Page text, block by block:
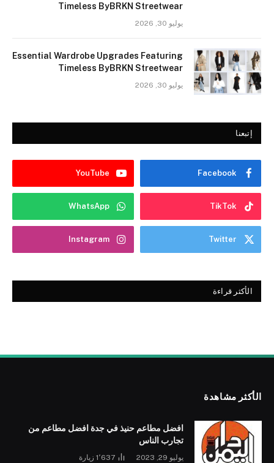
Timeless ByBRKN Streetwear
يوليو 30, 2026
Essential Wardrobe Upgrades Featuring
Timeless ByBRKN Streetwear
يوليو 30, 2026
إتبعنا
Facebook
YouTube
TikTok
WhatsApp
Twitter
Instagram
الأكثر قراءة
الأكثر مشاهدة
افضل مطاعم حنيذ في جدة افضل مطاعم من
تجارب الناس
يوليو 29, 2023 1٬637 زيارة